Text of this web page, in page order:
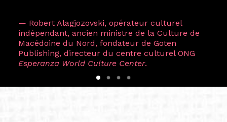
— Robert Alagjozovski, opérateur culturel
indépendant, ancien ministre de la Culture de
Macédoine du Nord, fondateur de Goten
Publishing, directeur du centre culturel ONG
Esperanza World Culture Center.